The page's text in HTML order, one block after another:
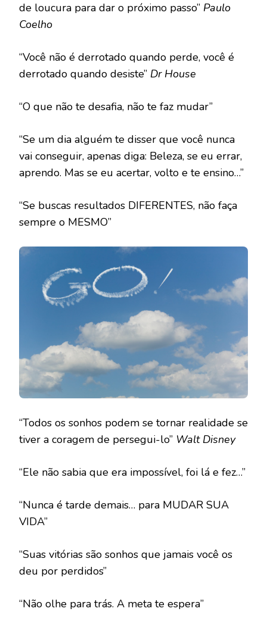
de loucura para dar o próximo passo” Paulo
Coelho
“Você não é derrotado quando perde, você é
derrotado quando desiste” Dr House
“O que não te desafia, não te faz mudar”
“Se um dia alguém te disser que você nunca
vai conseguir, apenas diga: Beleza, se eu errar,
aprendo. Mas se eu acertar, volto e te ensino…”
“Se buscas resultados DIFERENTES, não faça
sempre o MESMO”
“Todos os sonhos podem se tornar realidade se
tiver a coragem de persegui-lo” Walt Disney
“Ele não sabia que era impossível, foi lá e fez…”
“Nunca é tarde demais… para MUDAR SUA
VIDA”
“Suas vitórias são sonhos que jamais você os
deu por perdidos”
“Não olhe para trás. A meta te espera”